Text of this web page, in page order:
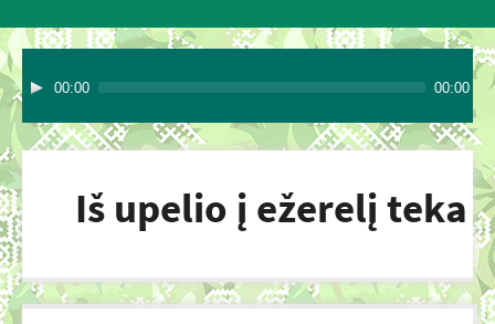
00:00 00:00
Iš upelio į ežerelį teka